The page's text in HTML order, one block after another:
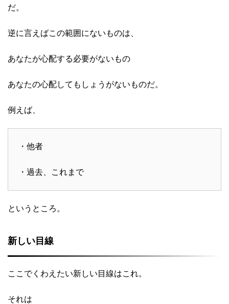
だ。
逆に言えばこの範囲にないものは、
あなたが心配する必要がないもの
あなたの心配してもしょうがないものだ。
例えば、
・他者
・過去、これまで
というところ。
新しい目線
ここでくわえたい新しい目線はこれ。
それは